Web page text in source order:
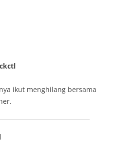
ikut menghilang bersama